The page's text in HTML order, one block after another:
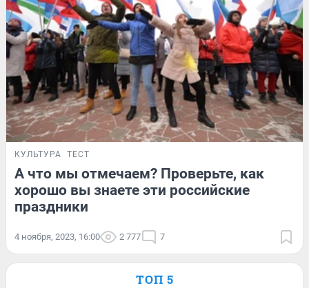
КУЛЬТУРА ТЕСТ
А что мы отмечаем? Проверьте, как
хорошо вы знаете эти российские
праздники
4 ноября, 2023, 16:00 2 777 7
ТОП 5